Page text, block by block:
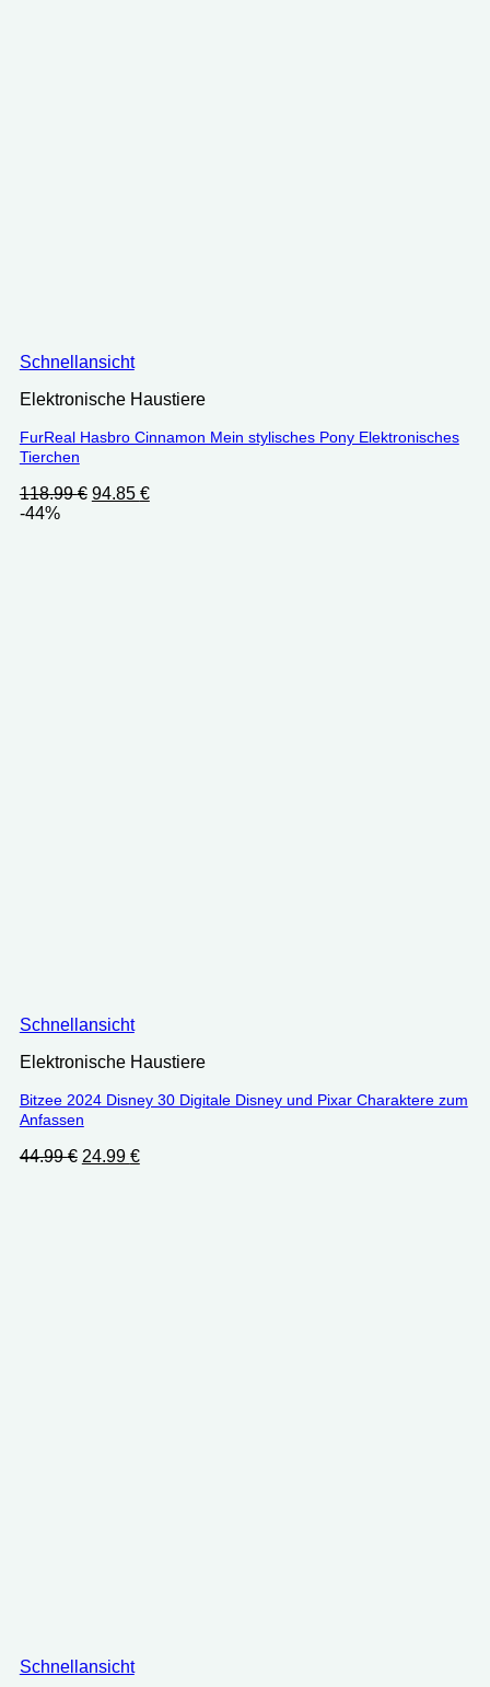
Schnellansicht
Elektronische Haustiere
FurReal Hasbro Cinnamon Mein stylisches Pony Elektronisches
Tierchen
118.99€ Ursprünglicher
94.85 €Aktueller
-44%
Schnellansicht
Elektronische Haustiere
Bitzee 2024 Disney 30 Digitale Disney und Pixar Charaktere zum
Anfassen
44.99€ Ursprünglicher
24.99 €Aktueller
Schnellansicht